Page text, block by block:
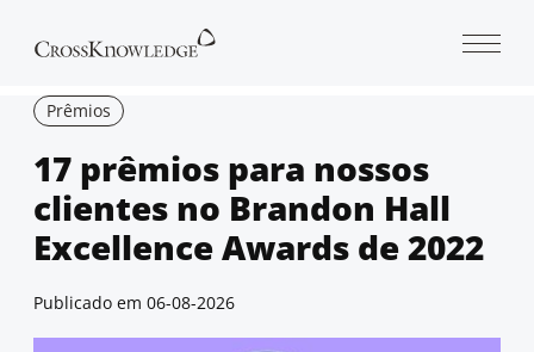
Prêmios
17 prêmios para nossos
clientes no Brandon Hall
Excellence Awards de 2022
Publicado em 06-08-2026